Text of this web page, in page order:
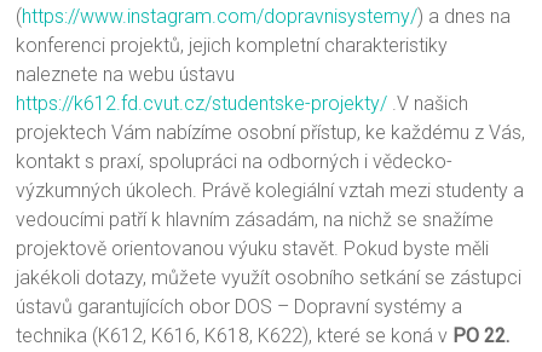
(https://www.instagram.com/dopravnisystemy/) a dnes na
konferenci projektů, jejich kompletní charakteristiky
naleznete na webu ústavu
https://k612.fd.cvut.cz/studentske-projekty/ .V našich
projektech Vám nabízíme osobní přístup, ke každému z Vás,
kontakt s praxí, spolupráci na odborných i vědecko-
výzkumných úkolech. Právě kolegiální vztah mezi studenty a
vedoucími patří k hlavním zásadám, na nichž se snažíme
projektově orientovanou výuku stavět. Pokud byste měli
jakékoli dotazy, můžete využít osobního setkání se zástupci
ústavů garantujících obor DOS – Dopravní systémy a
technika (K612, K616, K618, K622), které se koná v PO 22.